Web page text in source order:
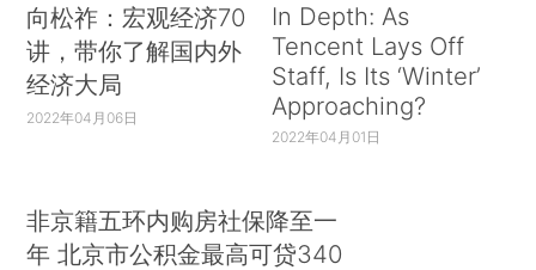
向松祚：宏观经济70
讲，带你了解国内外
经济大局
2022年04月06日
In Depth: As
Tencent Lays Off
Staff, Is Its ‘Winter’
Approaching?
2022年04月01日
非京籍五环内购房社保降至一
年 北京市公积金最高可贷340